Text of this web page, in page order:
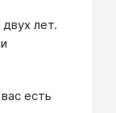
лет.
есть